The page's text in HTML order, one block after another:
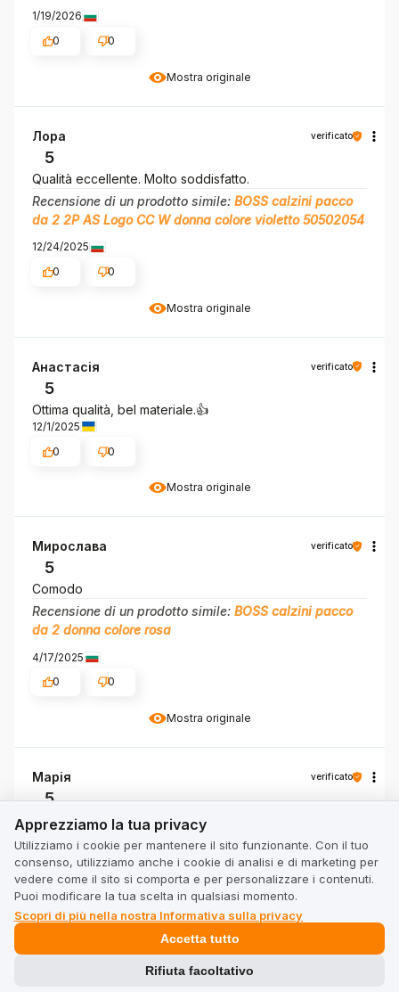
Mostra originale
1/19/2026
0
0
Mostra originale
Лора verificato
5
Qualità eccellente. Molto soddisfatto.
Recensione di un prodotto simile: BOSS calzini pacco
da 2 2P AS Logo CC W donna colore violetto 50502054
12/24/2025
0
0
Mostra originale
Анастасія verificato
5
Ottima qualità, bel materiale.👍️
12/1/2025
0
0
Mostra originale
Мирослава verificato
5
Comodo
Recensione di un prodotto simile: BOSS calzini pacco
da 2 donna colore rosa
4/17/2025
0
0
Mostra originale
Марія verificato
5
👍️🔥💯💪❤️🚀
4/2/2025
0
0
Magdalena verificato
Apprezziamo la tua privacy
Utilizziamo i cookie per mantenere il sito funzionante. Con il tuo
consenso, utilizziamo anche i cookie di analisi e di marketing per
vedere come il sito si comporta e per personalizzare i contenuti.
Puoi modificare la tua scelta in qualsiasi momento.
Scopri di più nella nostra Informativa sulla privacy
Rifiuta facoltativo
Accetta tutto